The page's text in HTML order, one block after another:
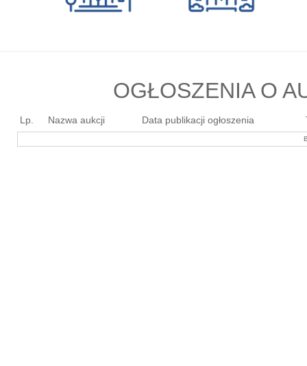
OGŁOSZENIA O
Lp. Nazwa aukcji Data publikacji ogłoszenia